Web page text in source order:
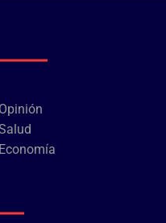
Opinión
Economía